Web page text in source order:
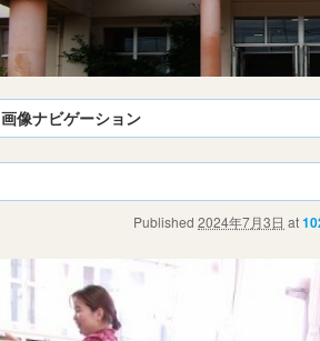
画像ナビゲーション
Published 2024年7月3日 at